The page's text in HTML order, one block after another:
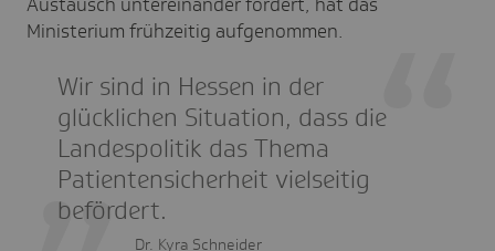
Ministerium frühzeitig aufgenommen.
Wir sind in Hessen in der
glücklichen Situation, dass die
Landespolitik das Thema
Patientensicherheit vielseitig
befördert.
Dr. Kyra Schneider